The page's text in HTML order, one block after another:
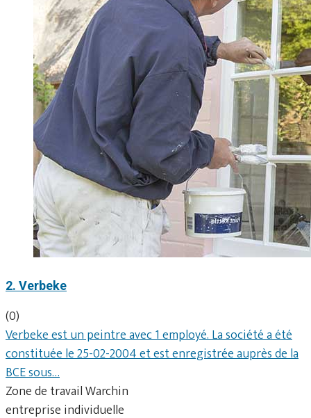
2. Verbeke
(0)
Verbeke est un peintre avec 1 employé. La société a été
constituée le 25-02-2004 et est enregistrée auprès de la
BCE sous…
Zone de travail Warchin
entreprise individuelle